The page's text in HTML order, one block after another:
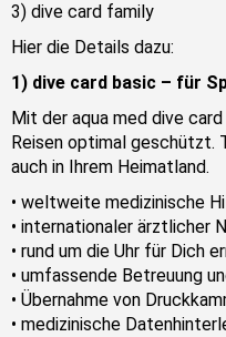
3) dive card family
Hier die Details dazu:
1) dive card basic – für
Mit der aqua med dive
Reisen optimal geschützt.
auch in Ihrem Heimatland.
• weltweite medizinische
• internationaler ärztlicher
• rund um die Uhr für Dich
• umfassende Betreuung
• Übernahme von
• medizinische